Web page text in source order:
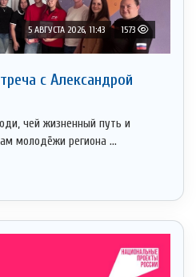
5 АВГУСТА 2026, 11:43 1573
с Александрой
чей жизненный путь и
молодёжи региона ...